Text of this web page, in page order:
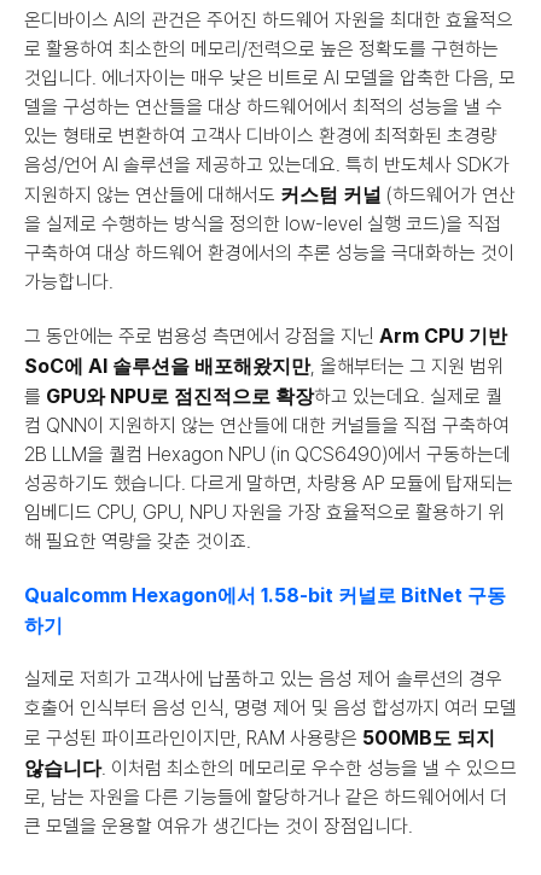
온디바이스 AI의 관건은 주어진 하드웨어 자원을 최대한 효율적으
로 활용하여 최소한의 메모리/전력으로 높은 정확도를 구현하는
것입니다. 에너자이는 매우 낮은 비트로 AI 모델을 압축한 다음, 모
델을 구성하는 연산들을 대상 하드웨어에서 최적의 성능을 낼 수
있는 형태로 변환하여 고객사 디바이스 환경에 최적화된 초경량
음성/언어 AI 솔루션을 제공하고 있는데요. 특히 반도체사 SDK가
지원하지 않는 연산들에 대해서도 커스텀 커널 (하드웨어가 연산
을 실제로 수행하는 방식을 정의한 low-level 실행 코드)을 직접
구축하여 대상 하드웨어 환경에서의 추론 성능을 극대화하는 것이
가능합니다.
그 동안에는 주로 범용성 측면에서 강점을 지닌 Arm CPU 기반
SoC에 AI 솔루션을 배포해왔지만, 올해부터는 그 지원 범위
를 GPU와 NPU로 점진적으로 확장하고 있는데요. 실제로 퀄
컴 QNN이 지원하지 않는 연산들에 대한 커널들을 직접 구축하여
2B LLM을 퀄컴 Hexagon NPU (in QCS6490)에서 구동하는데
성공하기도 했습니다. 다르게 말하면, 차량용 AP 모듈에 탑재되는
임베디드 CPU, GPU, NPU 자원을 가장 효율적으로 활용하기 위
해 필요한 역량을 갖춘 것이죠.
Qualcomm Hexagon에서 1.58-bit 커널로 BitNet 구동
하기
실제로 저희가 고객사에 납품하고 있는 음성 제어 솔루션의 경우
호출어 인식부터 음성 인식, 명령 제어 및 음성 합성까지 여러 모델
로 구성된 파이프라인이지만, RAM 사용량은 500MB도 되지
않습니다. 이처럼 최소한의 메모리로 우수한 성능을 낼 수 있으므
로, 남는 자원을 다른 기능들에 할당하거나 같은 하드웨어에서 더
큰 모델을 운용할 여유가 생긴다는 것이 장점입니다.